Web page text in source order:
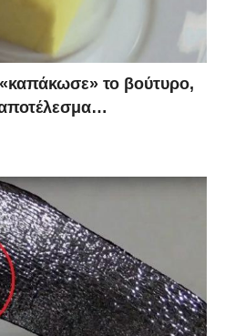
«καπάκωσε» το βούτυρο,